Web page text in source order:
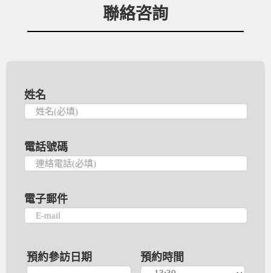
聯絡咨詢
姓名
電話號碼
電子郵件
預約參訪日期 預約時間